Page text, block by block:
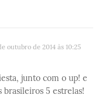
outubro de 2014 às 10:25
junto com o up! e
brasileiros 5 estrelas!